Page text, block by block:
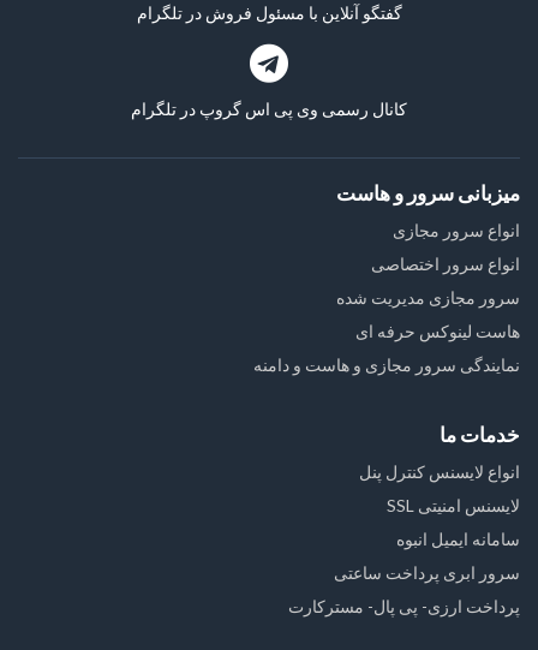
گفتگو آنلاین با مسئول فروش در تلگرام
کانال رسمی وی پی اس گروپ در تلگرام
میزبانی سرور و هاست
انواع سرور مجازی
انواع سرور اختصاصی
سرور مجازی مدیریت شده
هاست لینوکس حرفه ای
نمایندگی سرور مجازی و هاست و دامنه
خدمات ما
انواع لایسنس کنترل پنل
لایسنس امنیتی SSL
سامانه ایمیل انبوه
سرور ابری پرداخت ساعتی
پرداخت ارزی- پی پال- مسترکارت